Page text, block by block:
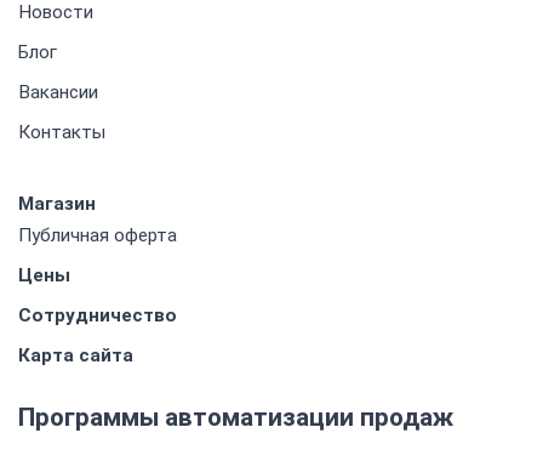
Новости
Блог
Вакансии
Контакты
Магазин
Публичная оферта
Цены
Сотрудничество
Карта сайта
Программы автоматизации продаж